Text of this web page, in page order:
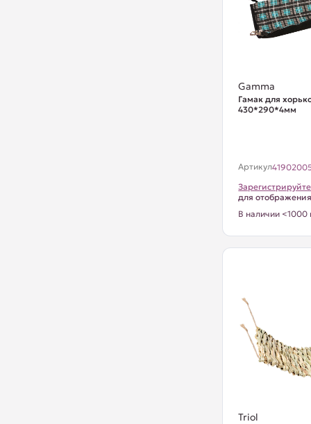
Gamma
Гамак для
430*290*4мм
Артикул
для
В наличии <1000
Triol